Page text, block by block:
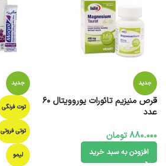
جدید
قرص منیزیم تائورات یوروویتال 60
عدد
880.000تومان
افزودن به سبد خرید
جدید
توت فرنگی
توتی فروتی
لیمو